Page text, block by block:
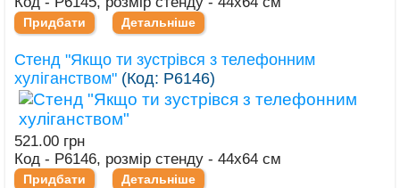
Придбати Детальніше
Стенд "Якщо ти зустрівся з телефонним
хуліганством" (Код: Р6146)
521.00 грн
Код - Р6146, розмір стенду - 44х64 см
Придбати Детальніше